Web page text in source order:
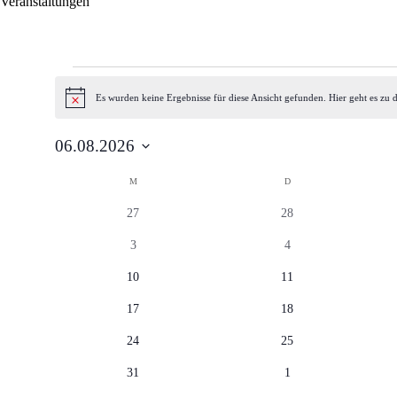
HinweisEs wurden keine Ergebnisse für diese Ansicht gefunden. Hier geht es zu
06.08.2026
KalenderMMONTAG DDIENSTAG
0
27
0
28
0
3
0
4
010
011
017
018
0
24
0
25
0
31
01